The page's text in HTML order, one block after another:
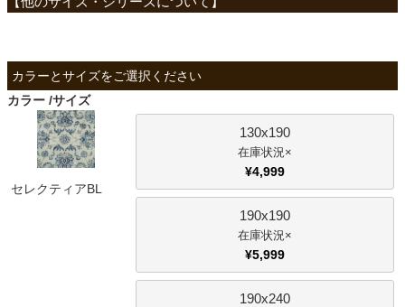
ファブリック
カーテン
カラー サイズ
セレクティアBL
130x190
×
¥4,999
190x190
×
¥5,999
190x240